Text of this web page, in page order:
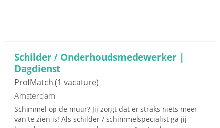
Schilder / Onderhoudsmedewerker |
Dagdienst
ProfMatch (1 vacature)
Amsterdam
Schimmel op de muur? Jij zorgt dat er straks niets meer
van te zien is! Als schilder / schimmelspecialist ga jij